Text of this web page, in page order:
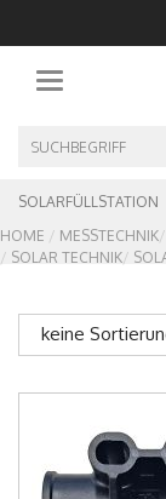
Toggle navigation
SOLARFÜLLSTATION
HOME
MESSTECHNIK
SOLAR TECHNIK
keine